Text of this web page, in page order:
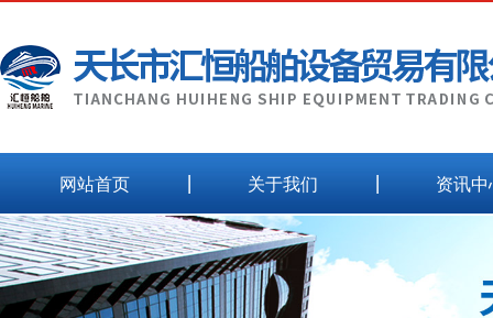
网站首页 关于我们 资讯中